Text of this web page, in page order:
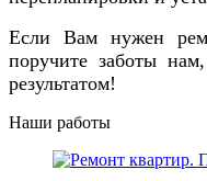
Если Вам нужен
поручите заботы
результатом!
Наши работы